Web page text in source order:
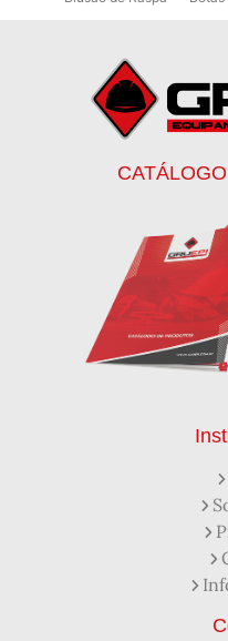
Botinas
Botinas Bico de
Botinas de Segurança
Botinas EPI
Botinas
Calçados de Segurança
Capacete de Segurança Ca
Capacete de Segurança
Capacetes de Proteção
Capacetes de Segurança
Capa de Chuva Pvc
Capa de Chuva Pvc
Como Protetor Solar
Creme Protetor da Pele
Desengraxante Industrial
Desengraxante Industrial
Desengraxante o Que é
Distribuidora de